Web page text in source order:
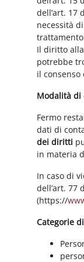
dell’art. 17
necessità
Il diritto
potrebbe
il consenso
Modalità di
Fermo
dati di
dei diritti
in materia
In caso di
dell’art. 77
(https://
Categorie